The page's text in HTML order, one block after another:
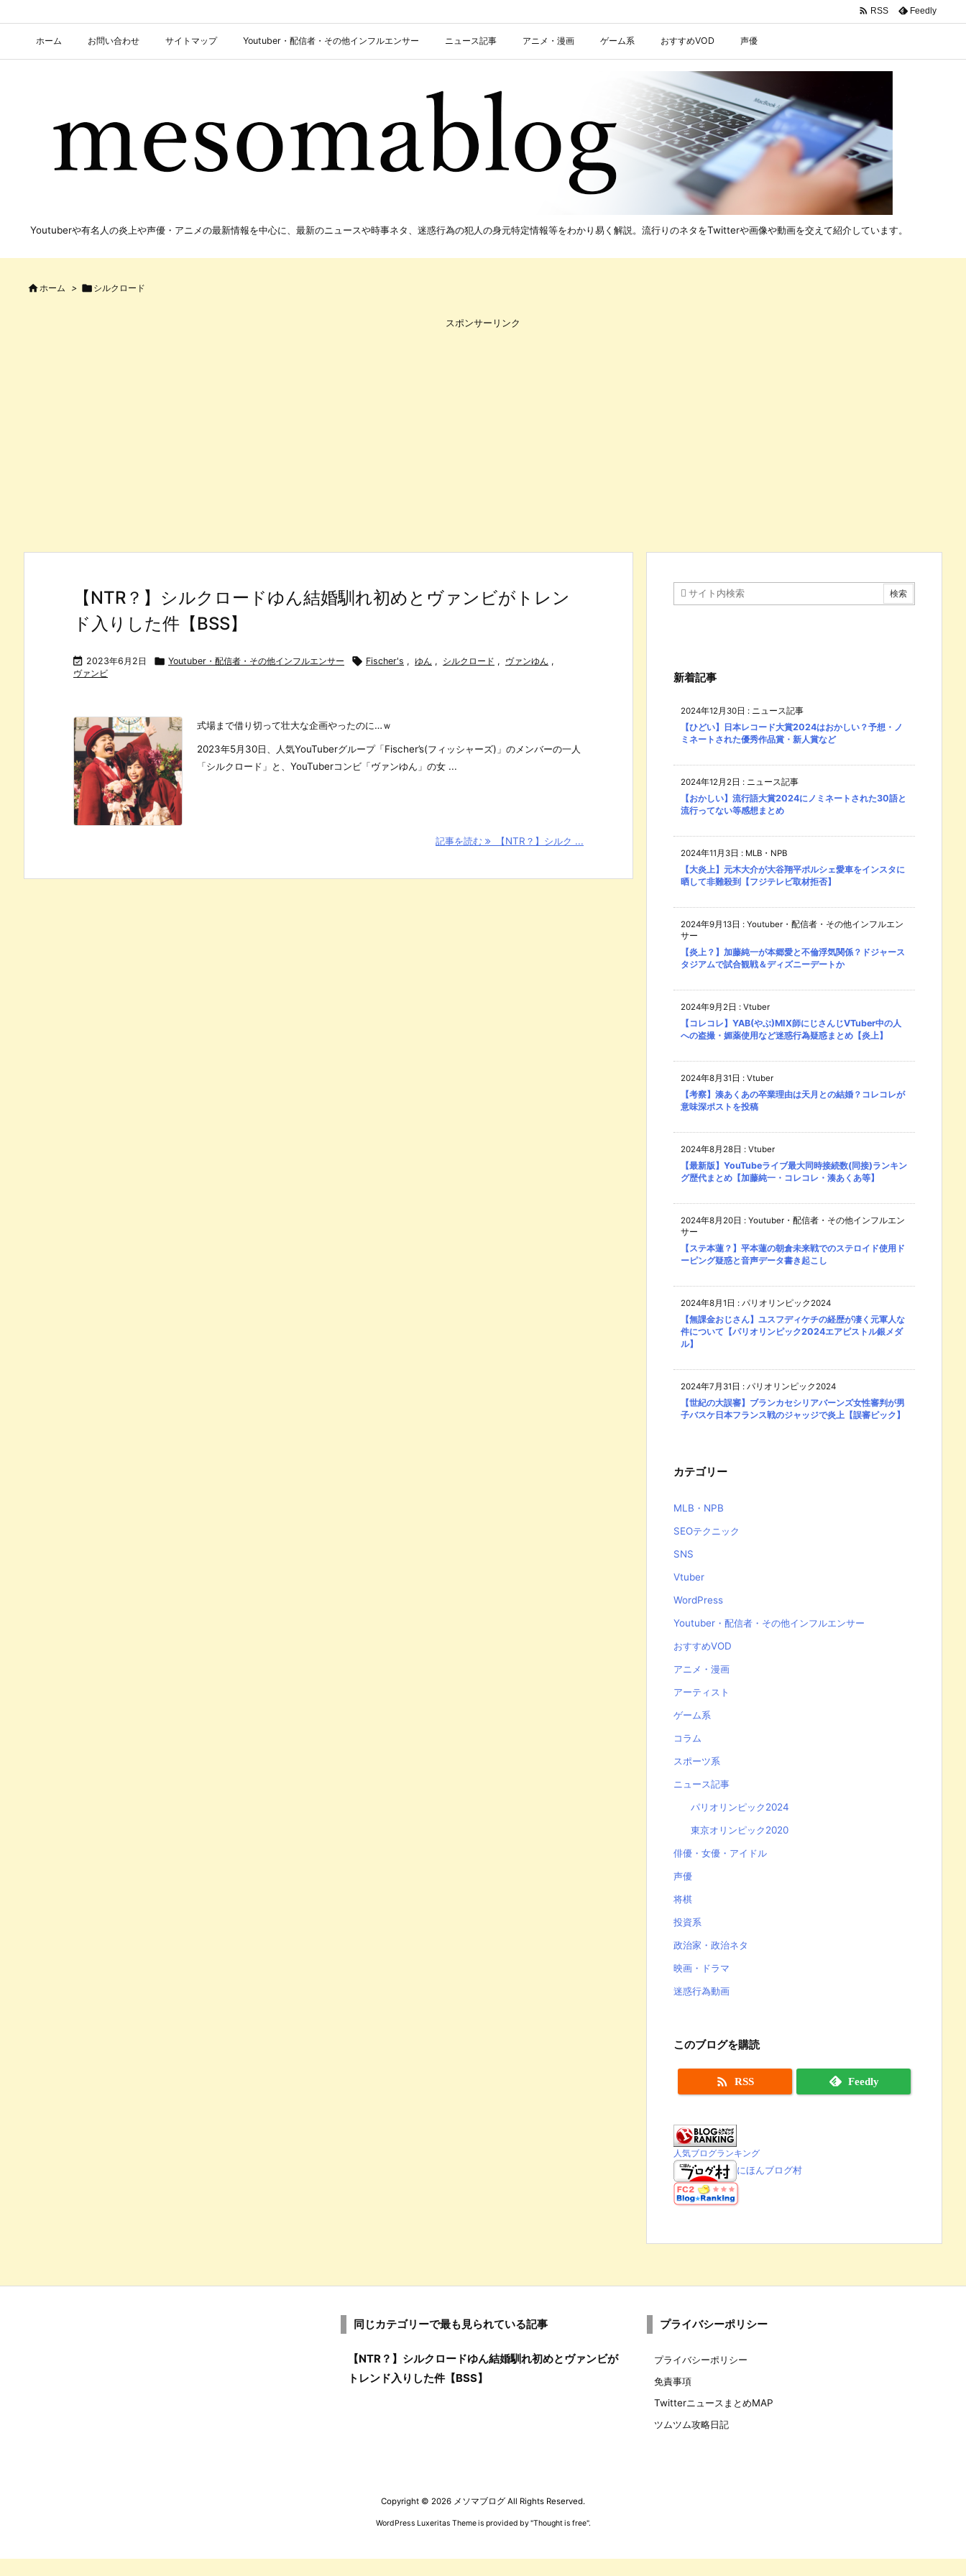
ホーム お問い合わせ サイトマップ Youtuber・配信者・その他インフルエンサー ニュース記事 アニメ・漫画 ゲーム系 おすすめVOD 声優
 RSS Feedly
Youtuberや有名人の炎上や声優・アニメの最新情報を中心に、最新のニュースや時事ネタ、迷惑行為の犯人の身元特定情報等をわかり易く解説。流行りのネタをTwitterや画像や動画を交えて紹介しています。
 ホーム >  シルクロード
スポンサーリンク
【NTR？】シルクロードゆん結婚馴れ初めとヴァンビがトレン
ド入りした件【BSS】
 2023年6月2日  Youtuber・配信者・その他インフルエンサー  Fischer's , ゆん , シルクロード , ヴァンゆん ,
ヴァンビ
式場まで借り切って壮大な企画やったのに…ｗ
2023年5月30日、人気YouTuberグループ「Fischer’s(フィッシャーズ)」のメンバーの一人
「シルクロード」と、YouTuberコンビ「ヴァンゆん」の女 ...
記事を読む 【NTR？】シルク ...
新着記事
2024年12月30日 : ニュース記事
【ひどい】日本レコード大賞2024はおかしい？予想・ノ
ミネートされた優秀作品賞・新人賞など
2024年12月2日 : ニュース記事
【おかしい】流行語大賞2024にノミネートされた30語と
流行ってない等感想まとめ
2024年11月3日 : MLB・NPB
【大炎上】元木大介が大谷翔平ポルシェ愛車をインスタに
晒して非難殺到【フジテレビ取材拒否】
2024年9月13日 : Youtuber・配信者・その他インフルエン
サー
【炎上？】加藤純一が本郷愛と不倫浮気関係？ドジャース
タジアムで試合観戦＆ディズニーデートか
2024年9月2日 : Vtuber
【コレコレ】YAB(やぶ)MIX師にじさんじVTuber中の人
への盗撮・媚薬使用など迷惑行為疑惑まとめ【炎上】
2024年8月31日 : Vtuber
【考察】湊あくあの卒業理由は天月との結婚？コレコレが
意味深ポストを投稿
2024年8月28日 : Vtuber
【最新版】YouTubeライブ最大同時接続数(同接)ランキン
グ歴代まとめ【加藤純一・コレコレ・湊あくあ等】
2024年8月20日 : Youtuber・配信者・その他インフルエン
サー
【ステ本蓮？】平本蓮の朝倉未来戦でのステロイド使用ド
ーピング疑惑と音声データ書き起こし
2024年8月1日 : パリオリンピック2024
【無課金おじさん】ユスフディケチの経歴が凄く元軍人な
件について【パリオリンピック2024エアピストル銀メダ
ル】
2024年7月31日 : パリオリンピック2024
【世紀の大誤審】ブランカセシリアバーンズ女性審判が男
子バスケ日本フランス戦のジャッジで炎上【誤審ピック】
カテゴリー
MLB・NPB
SEOテクニック
SNS
Vtuber
WordPress
Youtuber・配信者・その他インフルエンサー
おすすめVOD
アニメ・漫画
アーティスト
ゲーム系
コラム
スポーツ系
ニュース記事
パリオリンピック2024
東京オリンピック2020
俳優・女優・アイドル
声優
将棋
投資系
政治家・政治ネタ
映画・ドラマ
迷惑行為動画
このブログを購読
 RSS Feedly
人気ブログランキング
にほんブログ村
同じカテゴリーで最も見られている記事
【NTR？】シルクロードゆん結婚馴れ初めとヴァンビが
トレンド入りした件【BSS】
プライバシーポリシー
プライバシーポリシー
免責事項
TwitterニュースまとめMAP
ツムツム攻略日記
Copyright © 2026 メソマブログ All Rights Reserved.
WordPress Luxeritas Theme is provided by "Thought is free".